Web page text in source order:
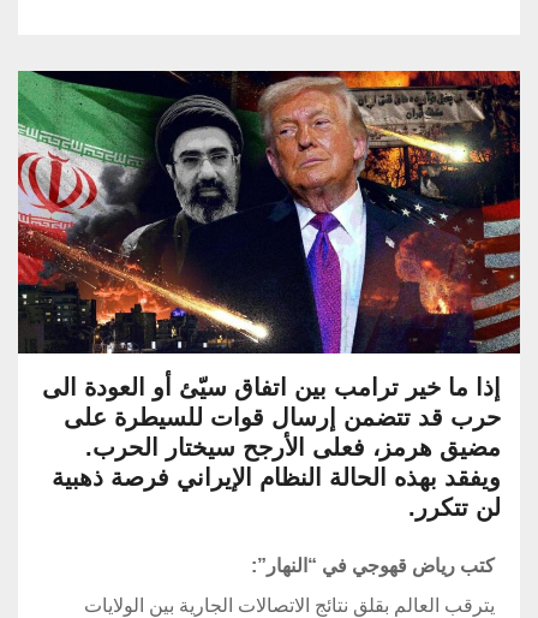
إذا ما خير ترامب بين اتفاق سيّئ أو العودة الى
حرب قد تتضمن إرسال قوات للسيطرة على
مضيق هرمز، فعلى الأرجح سيختار الحرب.
ويفقد بهذه الحالة النظام الإيراني فرصة ذهبية
لن تتكرر.
كتب رياض قهوجي في “النهار”:
يترقب العالم بقلق نتائج الاتصالات الجارية بين الولايات